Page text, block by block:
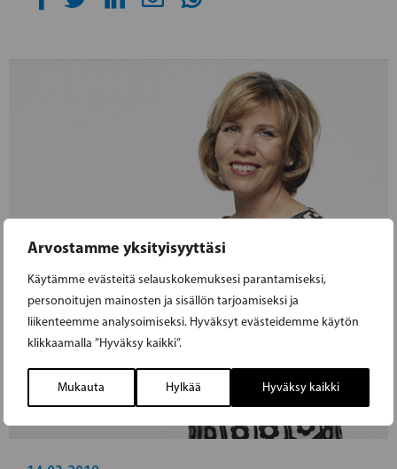
Arvostamme yksityisyyttäsi
Käytämme evästeitä selauskokemuksesi parantamiseksi,
personoitujen mainosten ja sisällön tarjoamiseksi ja
liikenteemme analysoimiseksi. Hyväksyt evästeidemme käytön
klikkaamalla ”Hyväksy kaikki”.
Mukauta Hylkää Hyväksy kaikki